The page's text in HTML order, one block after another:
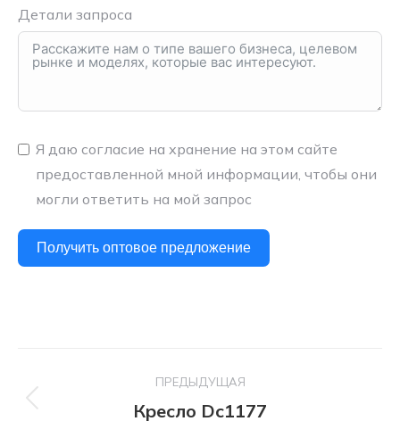
Детали запроса
Я даю согласие на хранение на этом сайте
предоставленной мной информации, чтобы они
могли ответить на мой запрос
Получить оптовое предложение
по
ПРЕДЫДУЩАЯ
Предыдущий
Кресло Dc1177